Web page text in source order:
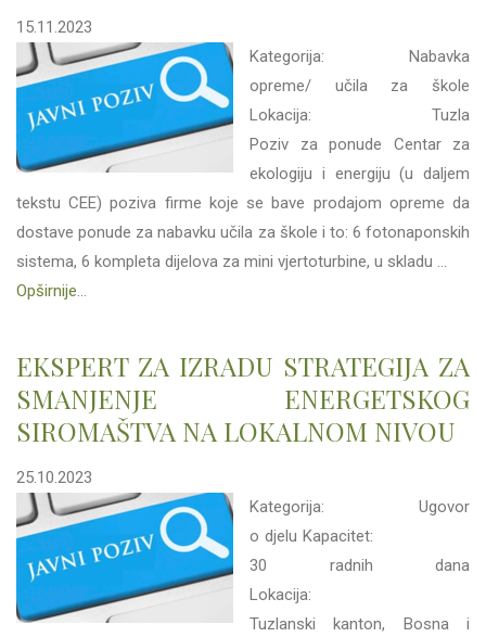
15.11.2023
Kategorija: Nabavka
opreme/ učila za škole
Lokacija: Tuzla
Poziv za ponude Centar za
ekologiju i energiju (u daljem
tekstu CEE) poziva firme koje se bave prodajom opreme da
dostave ponude za nabavku učila za škole i to: 6 fotonaponskih
sistema, 6 kompleta dijelova za mini vjertoturbine, u skladu ...
Opširnije...
EKSPERT ZA IZRADU STRATEGIJA ZA
SMANJENJE ENERGETSKOG
SIROMAŠTVA NA LOKALNOM NIVOU
25.10.2023
Kategorija: Ugovor
o djelu Kapacitet:
30 radnih dana
Lokacija:
Tuzlanski kanton, Bosna i